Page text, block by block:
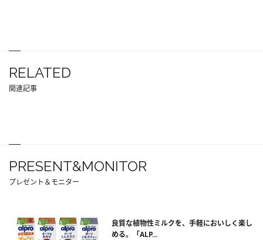
RELATED
関連記事
PRESENT&MONITOR
プレゼント＆モニター
良質な植物性ミルクを、手軽においしく楽し
める。「ALP...